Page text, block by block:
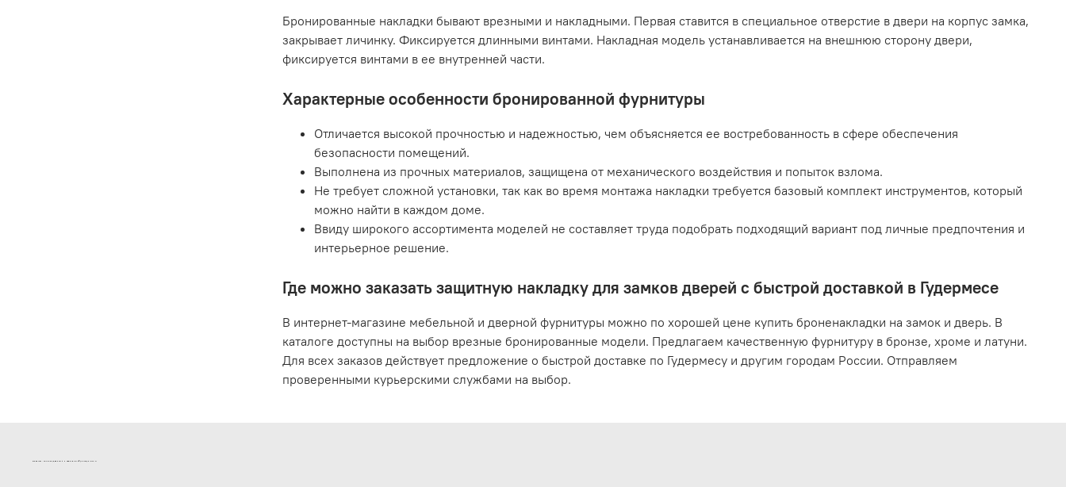
Бронированные накладки бывают врезными и накладными. Первая ставится в специальное отверстие в двери на корпус замка,
закрывает личинку. Фиксируется длинными винтами. Накладная модель устанавливается на внешнюю сторону двери,
фиксируется винтами в ее внутренней части.
Характерные особенности бронированной фурнитуры
Отличается высокой прочностью и надежностью, чем объясняется ее востребованность в сфере обеспечения
безопасности помещений.
Выполнена из прочных материалов, защищена от механического воздействия и попыток взлома.
Не требует сложной установки, так как во время монтажа накладки требуется базовый комплект инструментов, который
можно найти в каждом доме.
Ввиду широкого ассортимента моделей не составляет труда подобрать подходящий вариант под личные предпочтения и
интерьерное решение.
Где можно заказать защитную накладку для замков дверей с быстрой доставкой в Гудермесе
В интернет-магазине мебельной и дверной фурнитуры можно по хорошей цене купить броненакладки на замок и дверь. В
каталоге доступны на выбор врезные бронированные модели. Предлагаем качественную фурнитуру в бронзе, хроме и латуни.
Для всех заказов действует предложение о быстрой доставке по Гудермесу и другим городам России. Отправляем
проверенными курьерскими службами на выбор.